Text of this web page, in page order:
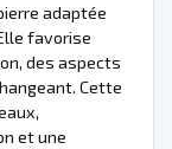
adaptée
favorise
des aspects
Cette
et une